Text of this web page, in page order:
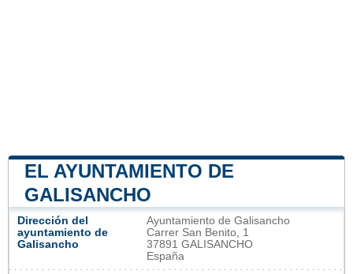
EL AYUNTAMIENTO DE
GALISANCHO
Dirección del
ayuntamiento de
Galisancho
Ayuntamiento de Galisancho
Carrer San Benito, 1
37891 GALISANCHO
España